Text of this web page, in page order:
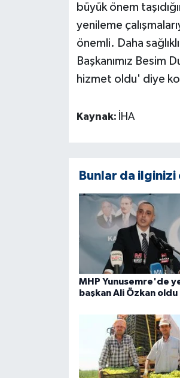
büyük önem
yenileme
önemli. Daha
Başkanımız
hizmet oldu' diye
Kaynak: İHA
Bunlar da
MHP Yunusemre'de
başkan Ali Özkan oldu